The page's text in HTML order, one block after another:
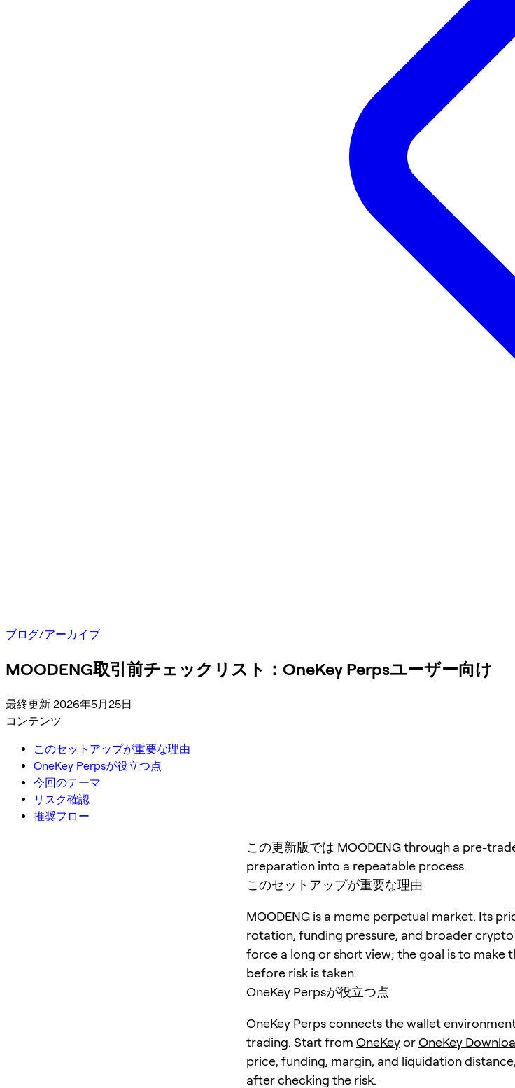
ブログ/アーカイブ
MOODENG取引前チェックリスト：OneKey Perpsユーザー向け
最終更新 2026年5月25日
コンテンツ
このセットアップが重要な理由
OneKey Perpsが役立つ点
今回のテーマ
リスク確認
推奨フロー
この更新版では MOODENG through a pre-
preparation into a repeatable process.
このセットアップが重要な理由
MOODENG is a meme perpetual market. Its
rotation, funding pressure, and broader
force a long or short view; the goal is to make
before risk is taken.
OneKey Perpsが役立つ点
OneKey Perps connects the wallet
trading. Start from OneKeyorOneKey
price, funding, margin, and liquidation
after checking the risk.